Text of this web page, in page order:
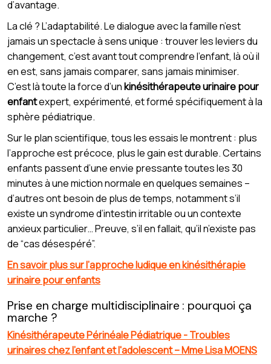
d’avantage.
La clé ? L’adaptabilité. Le dialogue avec la famille n’est
jamais un spectacle à sens unique : trouver les leviers du
changement, c’est avant tout comprendre l’enfant, là où il
en est, sans jamais comparer, sans jamais minimiser.
C’est là toute la force d’unkinésithérapeute urinaire pour
enfantexpert, expérimenté, et formé spécifiquement à la
sphère pédiatrique.
Sur le plan scientifique, tous les essais le montrent : plus
l’approche est précoce, plus le gain est durable. Certains
enfants passent d’une envie pressante toutes les 30
minutes à une miction normale en quelques semaines –
d’autres ont besoin de plus de temps, notamment s’il
existe un syndrome d’intestin irritable ou un contexte
anxieux particulier… Preuve, s’il en fallait, qu’il n’existe pas
de “cas désespéré”.
En savoir plus sur l’approche ludique en kinésithérapie
urinaire pour enfants
Prise en charge multidisciplinaire : pourquoi ça
marche ?
Kinésithérapeute Périnéale Pédiatrique - Troubles
urinaires chez l'enfant et l'adolescent – Mme Lisa MOENS